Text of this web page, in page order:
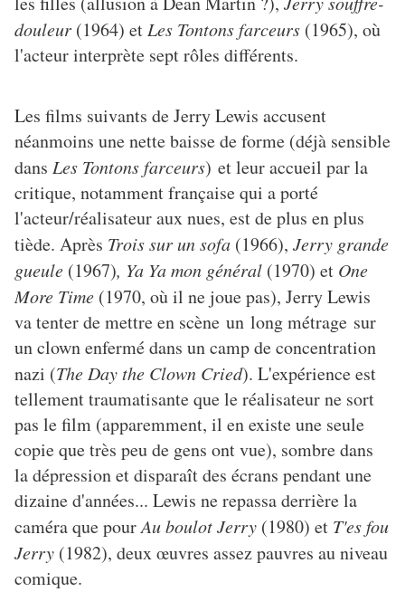
douleur (1964) et Les Tontons farceurs (1965), où
l'acteur interprète sept rôles différents.
Les films suivants de Jerry Lewis accusent
néanmoins une nette baisse de forme (déjà sensible
dans Les Tontons farceurs) et leur accueil par la
critique, notamment française qui a porté
l'acteur/réalisateur aux nues, est de plus en plus
tiède. Après Trois sur un sofa (1966), Jerry grande
gueule (1967), Ya Ya mon général (1970) et One
More Time (1970, où il ne joue pas), Jerry Lewis
va tenter de mettre en scène un long métrage sur
un clown enfermé dans un camp de concentration
nazi (The Day the Clown Cried). L'expérience est
tellement traumatisante que le réalisateur ne sort
pas le film (apparemment, il en existe une seule
copie que très peu de gens ont vue), sombre dans
la dépression et disparaît des écrans pendant une
dizaine d'années... Lewis ne repassa derrière la
caméra que pourAu boulot Jerry (1980) et T'es fou
Jerry (1982), deux œuvres assez pauvres au niveau
comique.